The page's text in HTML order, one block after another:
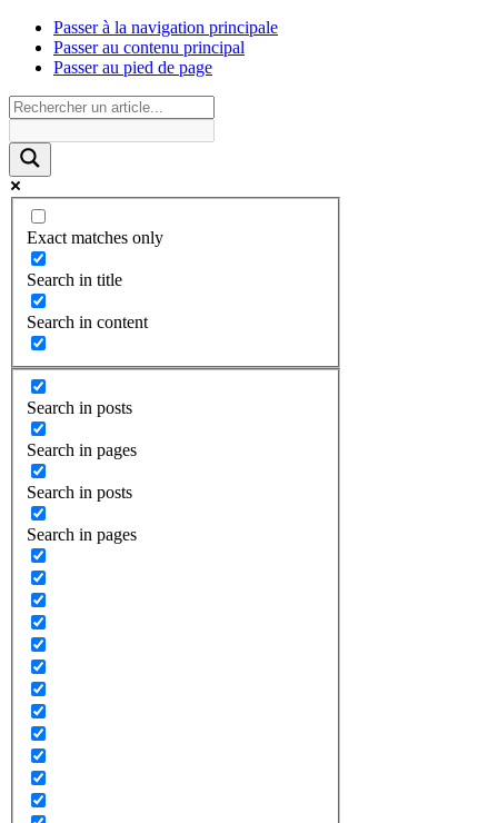
Passer à la navigation principale
Passer au contenu principal
Passer au pied de page
Exact matches only
Search in title
Search in content
Search in posts
Search in pages
Search in posts
Search in pages